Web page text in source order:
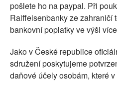
pošlete ho na paypal. Při
Raiffeisenbanky ze zahraničí
bankovní poplatky ve výši
Jako v České republice
sdružení poskytujeme
daňové účely osobám, které